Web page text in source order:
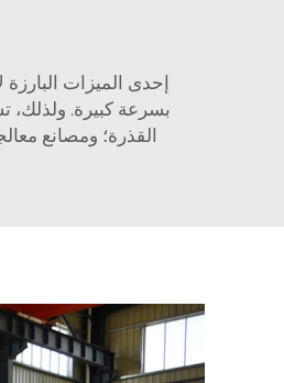
بسرعة كبيرة.
القذرة؛ ومصانع